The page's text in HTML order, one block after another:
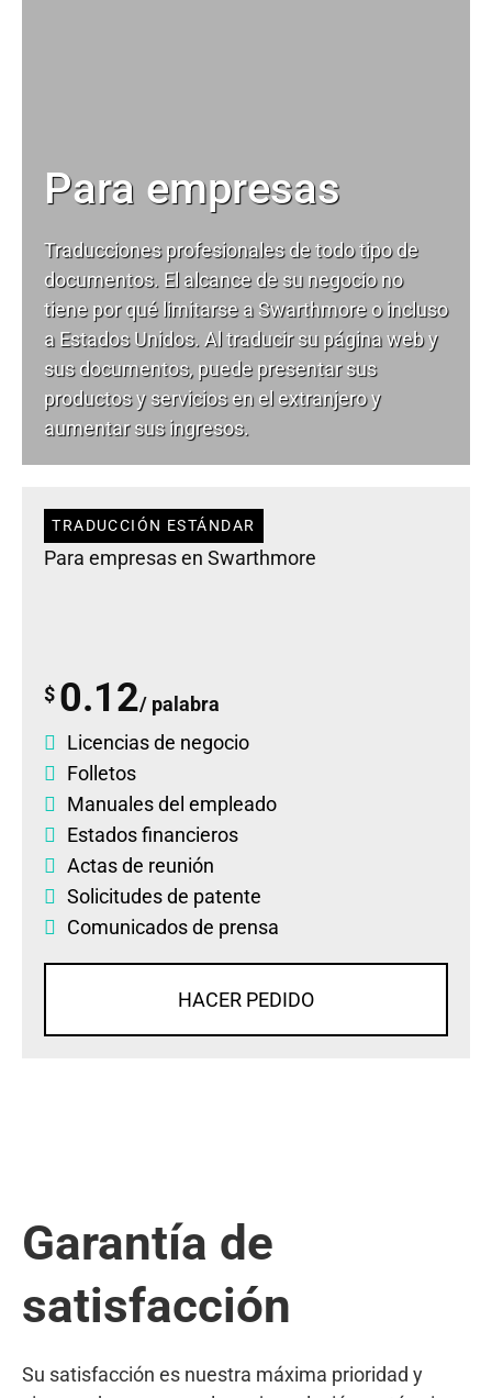
Para empresas
Traducciones profesionales de todo tipo de
documentos. El alcance de su negocio no
tiene por qué limitarse a Swarthmore o incluso
a Estados Unidos. Al traducir su página web y
sus documentos, puede presentar sus
productos y servicios en el extranjero y
aumentar sus ingresos.
TRADUCCIÓN ESTÁNDAR
Para empresas en Swarthmore
$ 0.12/ palabra
Licencias de negocio
Folletos
Manuales del empleado
Estados financieros
Actas de reunión
Solicitudes de patente
Comunicados de prensa
HACER PEDIDO
Garantía de
satisfacción
Su satisfacción es nuestra máxima prioridad y